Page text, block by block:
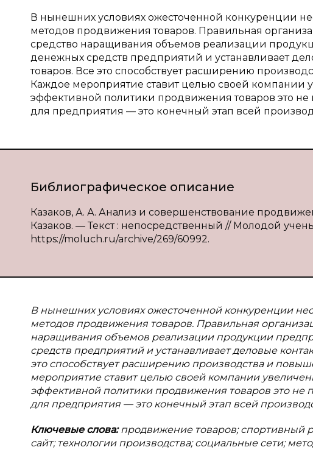
В нынешних условиях ожесточенной конкуренции
методов продвижения товаров. Правильная
средство наращивания объемов реализации
денежных средств предприятий и устанавливает
товаров. Все это способствует расширению
Каждое мероприятие ставит целью своей компании
эффективной политики продвижения товаров это
для предприятия — это конечный этап всей
Библиографическое описание
Казаков, А. А. Анализ и совершенствование
Казаков. — Текст : непосредственный // Молодой
https://moluch.ru/archive/269/60992.
В нынешних условиях ожесточенной конкуренции
методов продвижения товаров. Правильная
наращивания объемов реализации продукции
средств предприятий и устанавливает деловые
это способствует расширению производства и
мероприятие ставит целью своей компании
эффективной политики продвижения товаров это
для предприятия — это конечный этап всей
Ключевые слова:продвижение товаров; спортивный
сайт; технологии производства; социальные сети;